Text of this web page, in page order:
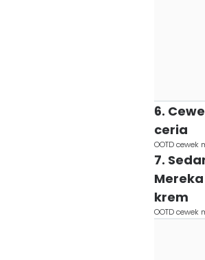
6.
ceria
OOTD
7.
krem
OOTD